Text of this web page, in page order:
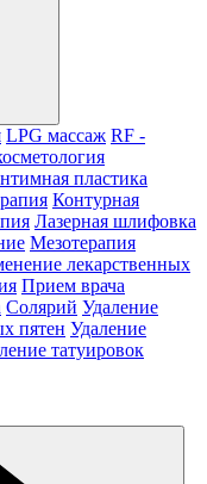
LPG массаж RF -
пластика
Контурная
Лазерная шлифовка
Мезотерапия
лекарственных
Прием врача
Солярий Удаление
пятен Удаление
татуировок